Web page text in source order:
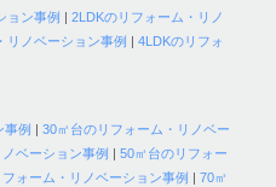
ョン事例 |2LDKのリフォーム・リノ
リノベーション事例 |4LDKのリフォ
事例 |30㎡台のリフォーム・リノベー
ベーション事例 |50㎡台のリフォー
ォーム・リノベーション事例 |70㎡